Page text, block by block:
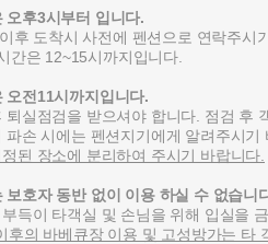
오후3시부터 입니다.
후 도착시 사전에 펜션으로 연락주시
은 12~15시까지입니다.
오전11시까지입니다.
실점검을 받으셔야 합니다. 점검 후
손 시에는 펜션지기에게 알려주시기
된 장소에 분리하여 주시기 바랍니다.
보호자 동반 없이 이용 하실 수 없습니
득이 타객실 및 손님을 위해 입실을
후의 바베큐장 이용 및 고성방가는 타